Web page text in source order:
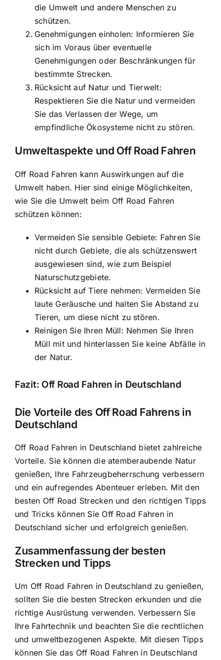
die Umwelt und andere Menschen zu
schützen.
Genehmigungen einholen: Informieren Sie
sich im Voraus über eventuelle
Genehmigungen oder Beschränkungen für
bestimmte Strecken.
Rücksicht auf Natur und Tierwelt:
Respektieren Sie die Natur und vermeiden
Sie das Verlassen der Wege, um
empfindliche Ökosysteme nicht zu stören.
Umweltaspekte und Off Road Fahren
Off Road Fahren kann Auswirkungen auf die
Umwelt haben. Hier sind einige Möglichkeiten,
wie Sie die Umwelt beim Off Road Fahren
schützen können:
Vermeiden Sie sensible Gebiete: Fahren Sie
nicht durch Gebiete, die als schützenswert
ausgewiesen sind, wie zum Beispiel
Naturschutzgebiete.
Rücksicht auf Tiere nehmen: Vermeiden Sie
laute Geräusche und halten Sie Abstand zu
Tieren, um diese nicht zu stören.
Reinigen Sie Ihren Müll: Nehmen Sie Ihren
Müll mit und hinterlassen Sie keine Abfälle in
der Natur.
Fazit: Off Road Fahren in Deutschland
Die Vorteile des Off Road Fahrens in
Deutschland
Off Road Fahren in Deutschland bietet zahlreiche
Vorteile. Sie können die atemberaubende Natur
genießen, Ihre Fahrzeugbeherrschung verbessern
und ein aufregendes Abenteuer erleben. Mit den
besten Off Road Strecken und den richtigen Tipps
und Tricks können Sie Off Road Fahren in
Deutschland sicher und erfolgreich genießen.
Zusammenfassung der besten
Strecken und Tipps
Um Off Road Fahren in Deutschland zu genießen,
sollten Sie die besten Strecken erkunden und die
richtige Ausrüstung verwenden. Verbessern Sie
Ihre Fahrtechnik und beachten Sie die rechtlichen
und umweltbezogenen Aspekte. Mit diesen Tipps
können Sie das Off Road Fahren in Deutschland